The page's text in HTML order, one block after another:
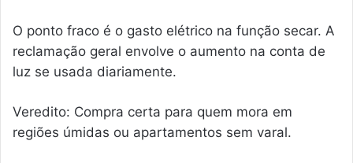
O ponto fraco é o gasto elétrico na função secar. A
reclamação geral envolve o aumento na conta de
luz se usada diariamente.
Veredito: Compra certa para quem mora em
regiões úmidas ou apartamentos sem varal.